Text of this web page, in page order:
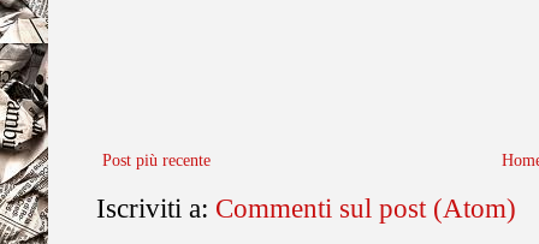
Post più recente
Iscriviti a: Commenti sul post (Atom)